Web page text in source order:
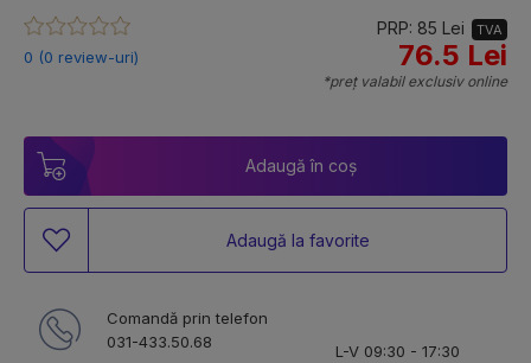
0 (0 review-uri)
PRP: 85 Lei TVA
76.5 Lei
*preț valabil exclusiv online
Adaugă în coș
Adaugă la favorite
Comandă prin telefon
031-433.50.68
L-V 09:30 - 17:30